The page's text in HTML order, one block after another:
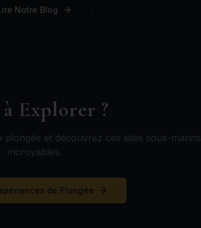
Notre Blog
Explorer ?
plongée et découvrez ces sites sous-marins
incroyables.
de Plongée